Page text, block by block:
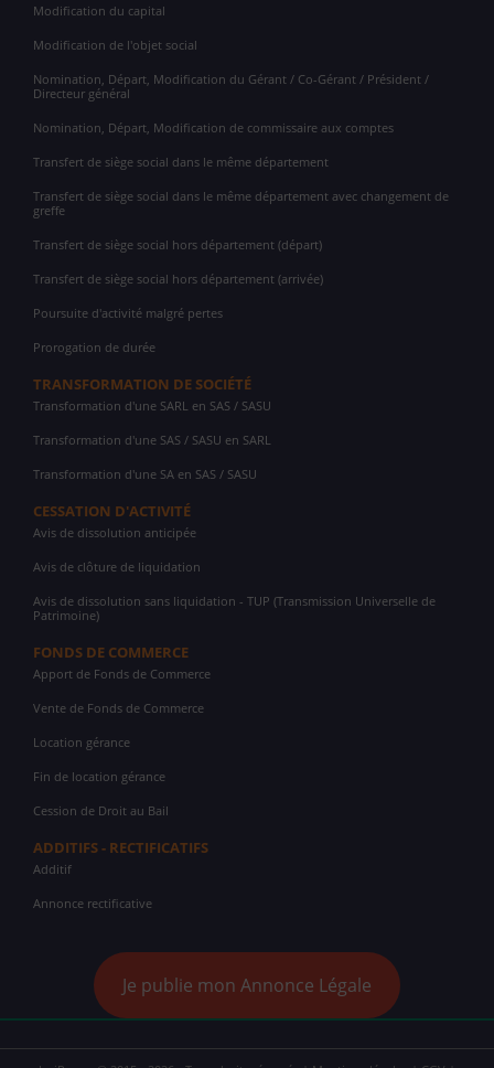
Modification du capital
Modification de l'objet social
Nomination, Départ, Modification du Gérant / Co-Gérant / Président /
Directeur général
Nomination, Départ, Modification de commissaire aux comptes
Transfert de siège social dans le même département
Transfert de siège social dans le même département avec changement de
greffe
Transfert de siège social hors département (départ)
Transfert de siège social hors département (arrivée)
Poursuite d'activité malgré pertes
Prorogation de durée
TRANSFORMATION DE SOCIÉTÉ
Transformation d'une SARL en SAS / SASU
Transformation d'une SAS / SASU en SARL
Transformation d'une SA en SAS / SASU
CESSATION D'ACTIVITÉ
Avis de dissolution anticipée
Avis de clôture de liquidation
Avis de dissolution sans liquidation - TUP (Transmission Universelle de
Patrimoine)
FONDS DE COMMERCE
Apport de Fonds de Commerce
Vente de Fonds de Commerce
Location gérance
Fin de location gérance
Cession de Droit au Bail
ADDITIFS - RECTIFICATIFS
Additif
Annonce rectificative
Je publie mon Annonce Légale